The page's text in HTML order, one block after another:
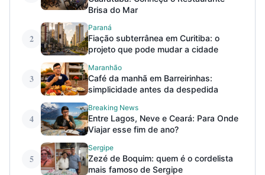
Brisa do Mar
2
Paraná
Fiação subterrânea em Curitiba: o
projeto que pode mudar a cidade
3
Maranhão
Café da manhã em Barreirinhas:
simplicidade antes da despedida
4
Breaking News
Entre Lagos, Neve e Ceará: Para Onde
Viajar esse fim de ano?
5
Sergipe
Zezé de Boquim: quem é o cordelista
mais famoso de Sergipe